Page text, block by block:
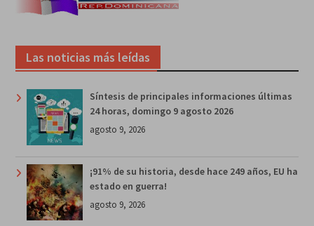
Las noticias más leídas
Síntesis de principales informaciones últimas
24 horas, domingo 9 agosto 2026
agosto 9, 2026
¡91% de su historia, desde hace 249 años, EU ha
estado en guerra!
agosto 9, 2026